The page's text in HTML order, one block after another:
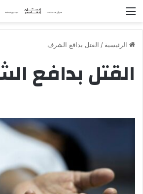
الرئيسية / القتل بدافع الشرف
القتل بدافع